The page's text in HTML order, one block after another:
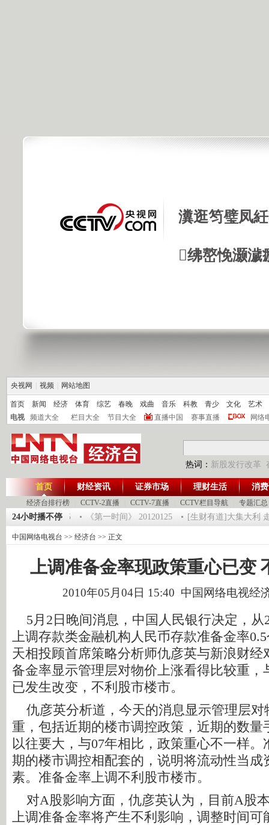
瀵逛笉璧凤
绋嶅悗灏
央视网 视频 网站地图
首页 新闻 经济 体育 综艺 春晚 戏曲 音乐 科教 青少 文化
艺术
电视
频道大全 栏目大全 节目大全 直播中国 赛事直播 网络
热词： 新股发行改革
首页
经济台排行榜 CCTV-2直播 CCTV-7直播 CCTV栏目导航 专题汇总
财经资讯 证券市场 理财生活 消
24小时播不停
超级魔术师 5 《第一时间》 20120125 [生财有道]大集大利 走
中国网络电视台 >> 经济台 >> 正文
上调准备金率现政策重心已变
2010年05月04日 15:40 中国网络电视经
5月2日晚间消息，中国人民银行决定，从
上调存款类金融机构人民币存款准备金率
天相投顾首席策略分析师仇彦英与新浪财经
备金率显示管理层对物价上涨看得比较重，
已发生改变，不利股市楼市。
仇彦英分析道，今天的消息显示管理层对
重，包括近期的楼市调控政策，近期的数量
以往要大，与07年相比，政策重心不一样
期的楼市调控相配套的，说明将流动性当成
素。准备金率上调不利股市楼市。
对A股影响方面，仇彦英认为，目前A股
上调准备金率将产生不利影响，调整时间